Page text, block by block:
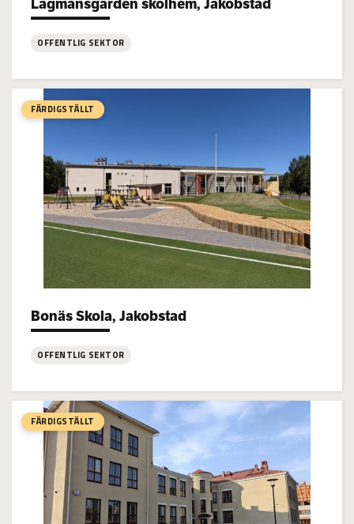
Project types:
OFFENTLIG SEKTOR
Lagmansgården
skolhem,
Jakobstad
FÄRDIGSTÄLLT
Bonäs Skola, Jakobstad
Project types:
OFFENTLIG SEKTOR
Bonäs
Skola,
Jakobstad
FÄRDIGSTÄLLT